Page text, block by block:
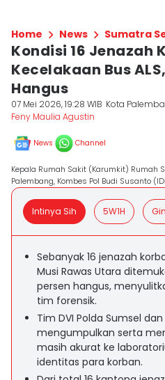
Home News Sumatra
Kondisi 16 Jenazah
Kecelakaan Bus
Hangus
07 Mei 2026, 19:28 WIB Kota
Feny Maulia Agustin
News Channel
Kepala Rumah Sakit (Karumkit) Rumah
Palembang, Kombes Pol Budi Susanto
Intinya Sih 5W1H
Sebanyak 16 jenazah
Musi Rawas Utara
persen hangus,
tim forensik.
Tim DVI Polda Sumsel
mengumpulkan serta
masih akurat ke
identitas para korban.